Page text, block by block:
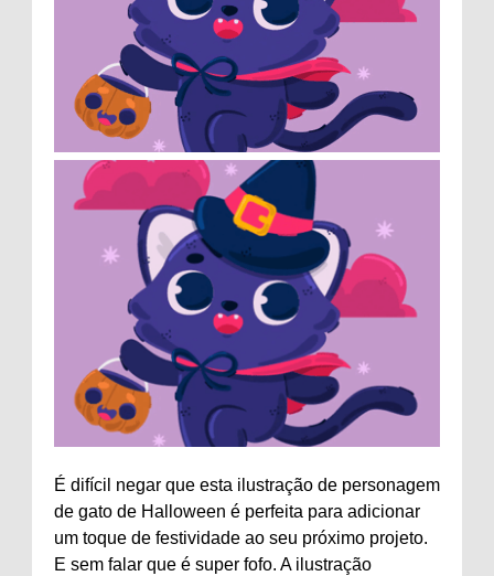
É difícil negar que esta ilustração de personagem
de gato de Halloween é perfeita para adicionar
um toque de festividade ao seu próximo projeto.
E sem falar que é super fofo. A ilustração